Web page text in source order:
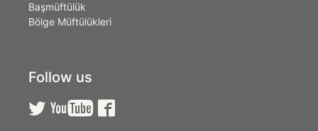
Başmüftülük
Bölge Müftülükleri
Follow us
  